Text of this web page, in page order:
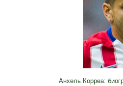
Анхель Корреа: